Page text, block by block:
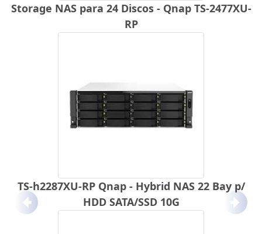
Storage NAS para 24 Discos - Qnap TS-2477XU-
RP
TS-h2287XU-RP Qnap - Hybrid NAS 22 Bay p/
HDD SATA/SSD 10G
Anterior